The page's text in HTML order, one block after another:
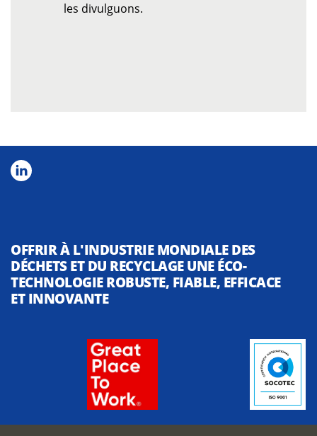
les divulguons.
OFFRIR À L'INDUSTRIE MONDIALE DES
DÉCHETS ET DU RECYCLAGE UNE ÉCO-
TECHNOLOGIE ROBUSTE, FIABLE, EFFICACE
ET INNOVANTE